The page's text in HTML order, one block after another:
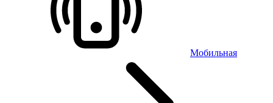
Мобильная